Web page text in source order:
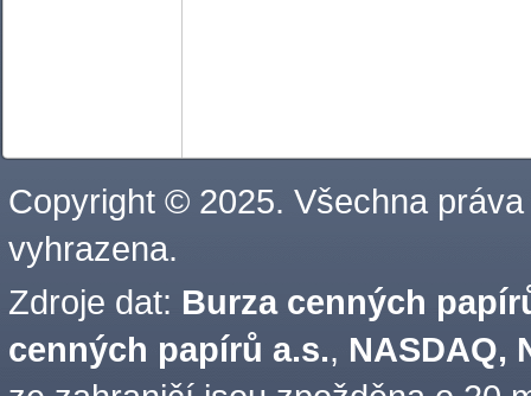
Copyright © 2025. Všechna práva
vyhrazena.
Zdroje dat: Burza cenných
cenných papírů a.s., NASDAQ,